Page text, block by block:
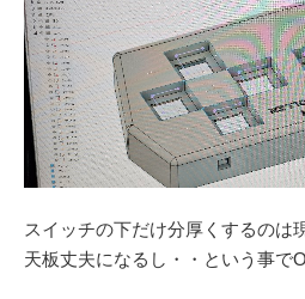
スイッチの下だけ分厚くするのは
天板丈夫になるし・・という事で